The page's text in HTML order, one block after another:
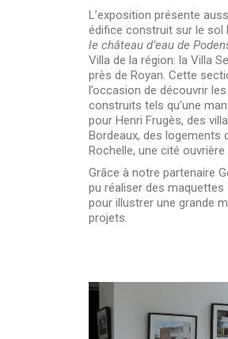
L’exposition présente
édifice construit sur le sol
le château d’eau de
Villa de la région: la Villa
près de Royan. Cette
l’occasion de découvrir
construits tels qu’une
pour Henri Frugès, des
Bordeaux, des logements
Rochelle, une cité ouvrière
Grâce à notre partenaire
pu réaliser des maquettes
pour illustrer une grande
projets.